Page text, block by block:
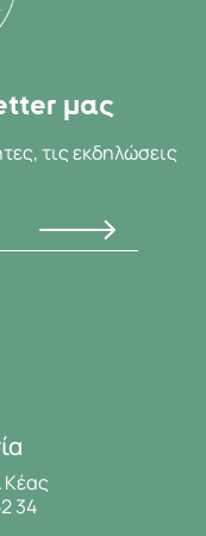
μας
τις εκδηλώσεις
Κέας
34